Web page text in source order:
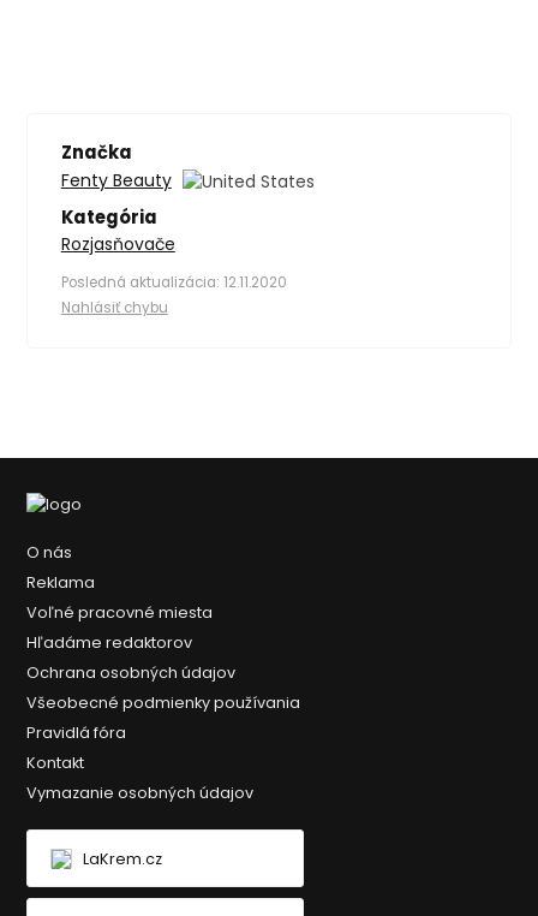
Značka
Fenty Beauty
Kategória
Rozjasňovače
Posledná aktualizácia: 12.11.2020
Nahlásiť chybu
O nás
Reklama
Voľné pracovné miesta
Hľadáme redaktorov
Ochrana osobných údajov
Všeobecné podmienky používania
Pravidlá fóra
Kontakt
Vymazanie osobných údajov
LaKrem.cz